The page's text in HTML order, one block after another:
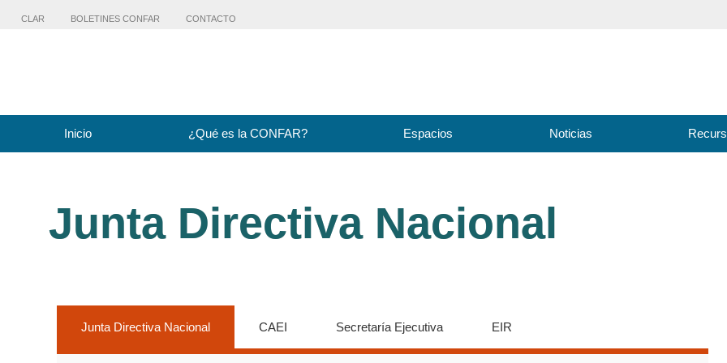
CLAR BOLETINES CONFAR CONTACTO
Inicio ¿Qué es la CONFAR? Espacios Noticias
Junta Directiva Nacional
Junta Directiva Nacional CAEI Secretaría Ejecutiva EIR